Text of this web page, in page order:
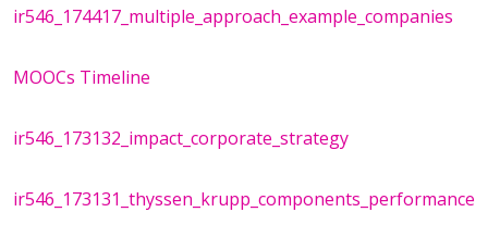
ir546_174417_multiple_approach_example_companies
MOOCs Timeline
ir546_173132_impact_corporate_strategy
ir546_173131_thyssen_krupp_components_performance